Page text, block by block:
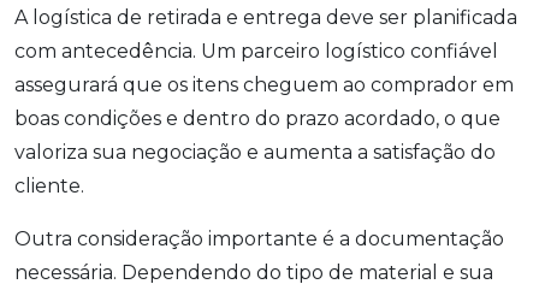
A logística de retirada e entrega deve ser planificada
com antecedência. Um parceiro logístico confiável
assegurará que os itens cheguem ao comprador em
boas condições e dentro do prazo acordado, o que
valoriza sua negociação e aumenta a satisfação do
cliente.
Outra consideração importante é a documentação
necessária. Dependendo do tipo de material e sua